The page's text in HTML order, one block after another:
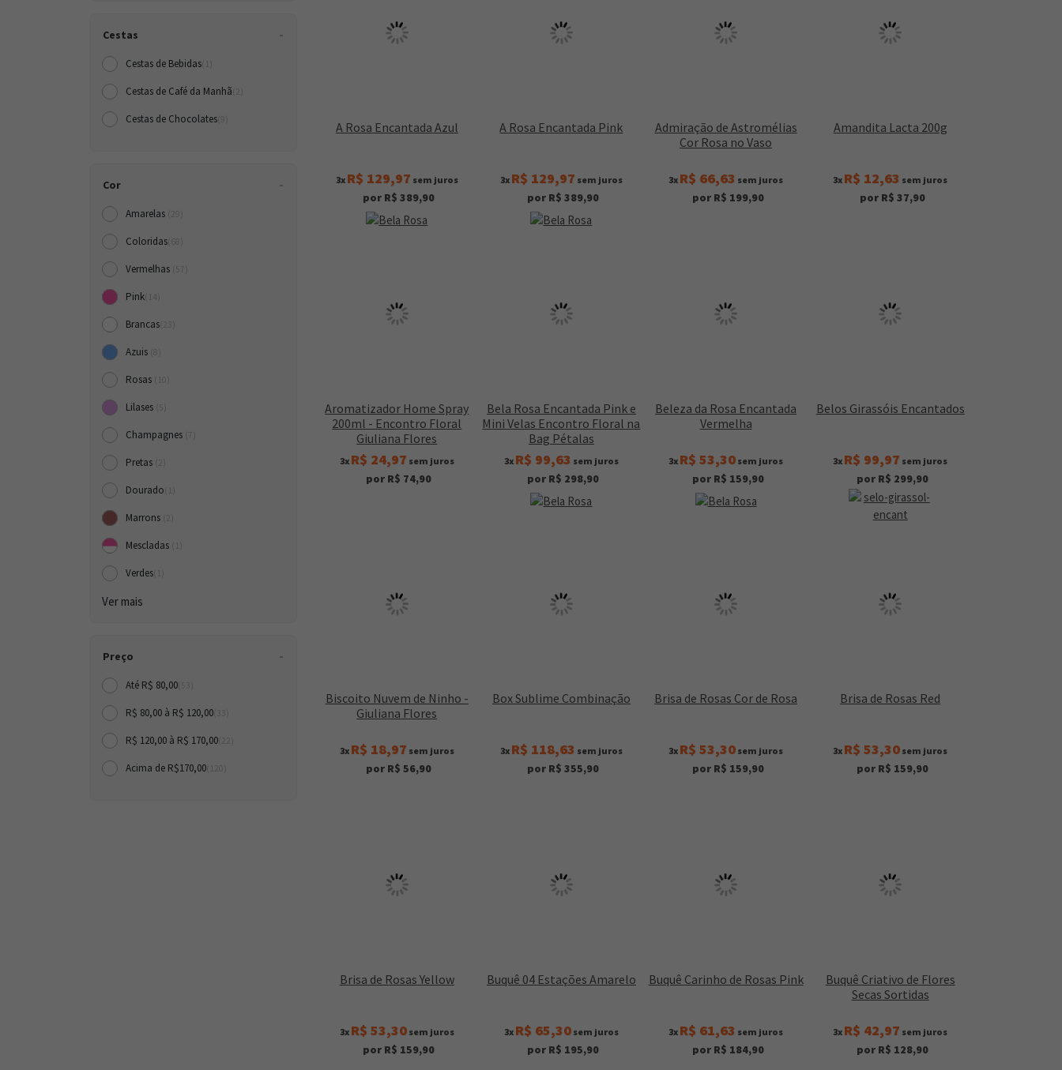
Cestas
Cestas de Bebidas
Cestas de Café da Manh
Cestas de Chocolates
Cor
Amarelas
Coloridas
Vermelhas
Pink
Brancas
Azuis
Rosas
Lilases
Champagnes
Pretas
Dourado
Marrons
Mescladas
Verdes
Ver mais
Preço
Até R$ 80,00
R$ 80,00 à R$ 120,00
R$ 120,00 à R$ 170,00
Acima de R$170,00
A Rosa Encantada Azul
3x R$ 129,97 sem juros
por R$ 389,90
A Rosa Encantada Pink
3x R$ 129,97 sem juros
por R$ 389,90
Admiração de Astromélias
Cor Rosa no Vaso
3x R$ 66,63 sem juros
por R$ 199,90
Amandita Lacta 200g
3x R$ 12,63 sem juros
por R$ 37,90
Aromatizador Home Spray
200ml - Encontro Floral
Giuliana Flores
3x R$ 24,97 sem juros
por R$ 74,90
Bela Rosa Encantada Pink e
Mini Velas Encontro Floral na
Bag Pétalas
3x R$ 99,63 sem juros
por R$ 298,90
Beleza da Rosa Encantada
Vermelha
3x R$ 53,30 sem juros
por R$ 159,90
Belos Girassóis Encantados
3x R$ 99,97 sem juros
por R$ 299,90
Biscoito Nuvem de Ninho -
Giuliana Flores
3x R$ 18,97 sem juros
por R$ 56,90
Box Sublime Combinação
3x R$ 118,63 sem juros
por R$ 355,90
Brisa de Rosas Cor de Rosa
3x R$ 53,30 sem juros
por R$ 159,90
Brisa de Rosas Red
3x R$ 53,30 sem juros
por R$ 159,90
Brisa de Rosas Yellow
3x R$ 53,30sem juros
por R$ 159,90
Buquê 04 Estações Amarelo
3x R$ 65,30sem juros
por R$ 195,90
Buquê Carinho de Rosas Pink
3x R$ 61,63 sem juros
por R$ 184,90
Buquê Criativo de Flores
Secas Sortidas
3x R$ 42,97 sem juros
por R$ 128,90